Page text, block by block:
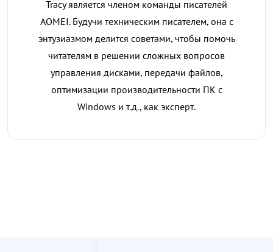
Tracy является членом команды писателей
AOMEI. Будучи техническим писателем, она с
энтузиазмом делится советами, чтобы помочь
читателям в решении сложных вопросов
управления дисками, передачи файлов,
оптимизации производительности ПК с
Windows и т.д., как эксперт.